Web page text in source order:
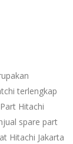
terlengkap
Hitachi
spare part
Hitachi Jakarta